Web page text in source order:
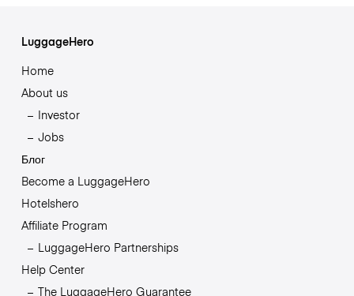
LuggageHero
Home
About us
Investor
Jobs
Блог
Become a LuggageHero
Hotelshero
Affiliate Program
LuggageHero Partnerships
Help Center
The LuggageHero Guarantee